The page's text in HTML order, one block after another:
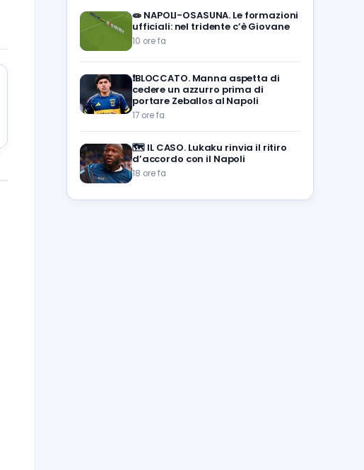
🧫 NAPOLI-OSASUNA. Le formazioni
ufficiali: nel tridente c’è Giovane
10 ore fa
❗️BLOCCATO. Manna aspetta di
cedere un azzurro prima di
portare Zeballos al Napoli
17 ore fa
🗺️ IL CASO. Lukaku rinvia il ritiro
d’accordo con il Napoli
18 ore fa